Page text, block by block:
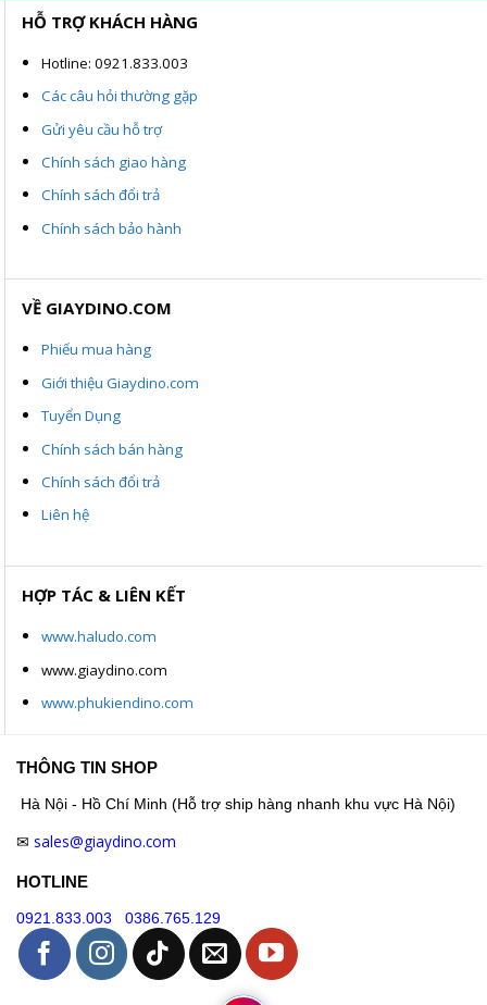
HỖ TRỢ KHÁCH HÀNG
Hotline: 0921.833.003
Các câu hỏi thường gặp
Gửi yêu cầu hỗ trợ
Chính sách giao hàng
Chính sách đổi trả
Chính sách bảo hành
VỀ GIAYDINO.COM
Phiếu mua hàng
Giới thiệu Giaydino.com
Tuyển Dụng
Chính sách bán hàng
Chính sách đổi trả
Liên hệ
HỢP TÁC & LIÊN KẾT
www.haludo.com
www.giaydino.com
www.phukiendino.com
THÔNG TIN SHOP
Hà Nội - Hồ Chí Minh (Hỗ trợ ship hàng nhanh khu vực Hà Nội)
✉ sales@giaydino.com
HOTLINE
0921.833.003 0386.765.129